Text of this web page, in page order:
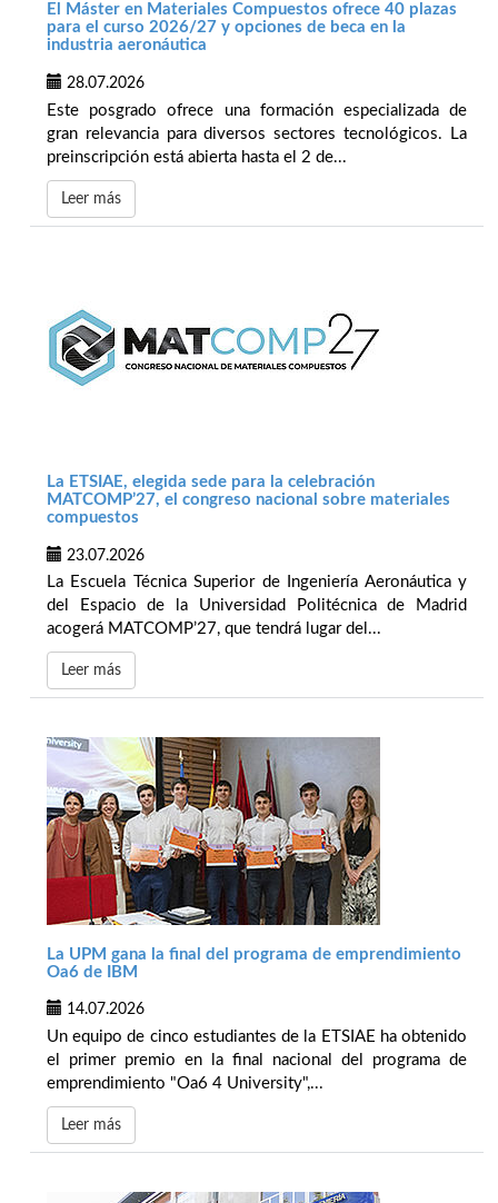
El Máster en Materiales Compuestos ofrece 40 plazas
para el curso 2026/27 y opciones de beca en la
industria aeronáutica
28.07.2026
Este posgrado ofrece una formación especializada de
gran relevancia para diversos sectores tecnológicos. La
preinscripción está abierta hasta el 2 de...
Leer más
La ETSIAE, elegida sede para la celebración
MATCOMP’27, el congreso nacional sobre materiales
compuestos
23.07.2026
La Escuela Técnica Superior de Ingeniería Aeronáutica y
del Espacio de la Universidad Politécnica de Madrid
acogerá MATCOMP’27, que tendrá lugar del...
Leer más
La UPM gana la final del programa de emprendimiento
Oa6 de IBM
14.07.2026
Un equipo de cinco estudiantes de la ETSIAE ha obtenido
el primer premio en la final nacional del programa de
emprendimiento "Oa6 4 University",...
Leer más